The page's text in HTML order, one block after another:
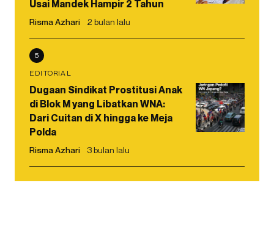
Usai Mandek Hampir 2 Tahun
Risma Azhari 2 bulan lalu
5
EDITORIAL
Dugaan Sindikat Prostitusi Anak
di Blok M yang Libatkan WNA:
Dari Cuitan di X hingga ke Meja
Polda
Risma Azhari 3 bulan lalu